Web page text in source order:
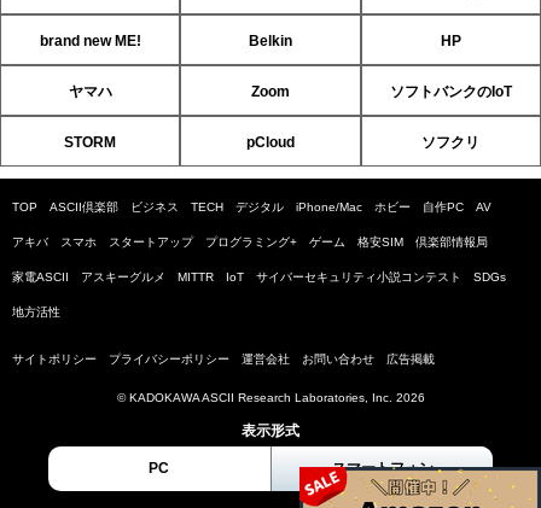
brand new ME! Belkin HP
ヤマハ Zoom ソフトバンクのIoT
STORM pCloud ソフクリ
TOP ASCII倶楽部 ビジネス TECH デジタル iPhone/Mac ホビー 自作PC AV
アキバ スマホ スタートアップ プログラミング+ ゲーム 格安SIM 倶楽部情報局
家電ASCII アスキーグルメ MITTR IoT サイバーセキュリティ小説コンテスト SDGs
地方活性
サイトポリシー プライバシーポリシー 運営会社 お問い合わせ 広告掲載
© KADOKAWA ASCII Research Laboratories, Inc. 2026
表示形式
PC スマートフォン